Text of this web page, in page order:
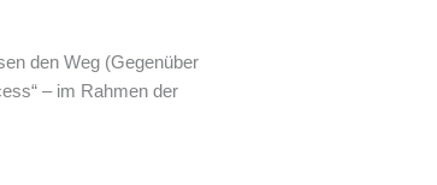
den Weg (Gegenüber
– im Rahmen der